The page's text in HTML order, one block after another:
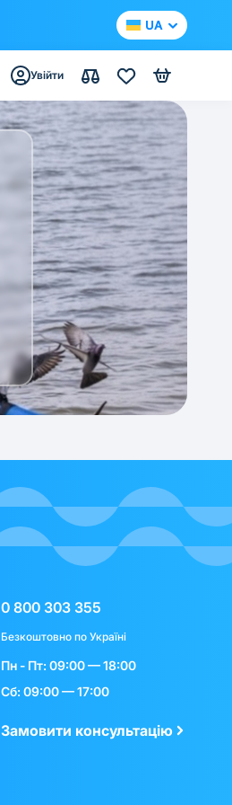
UA
Увійти
0 800 303 355
Безкоштовно по Україні
Пн - Пт: 09:00 — 18:00
Сб: 09:00 — 17:00
Замовити консультацію